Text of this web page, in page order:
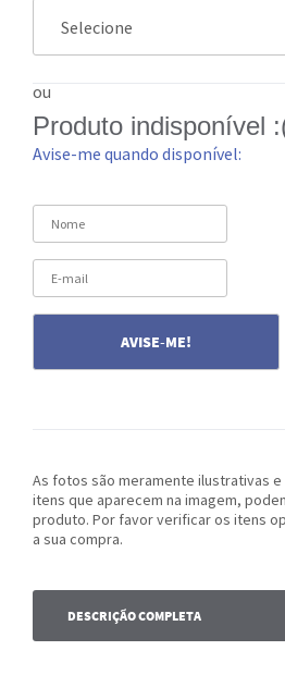
ou
Produto indisponível
Avise-me quando disponível:
As fotos são meramente ilustrativas e
itens que aparecem na imagem,
produto. Por favor verificar os itens
a sua compra.
DESCRIÇÃO COMPLETA